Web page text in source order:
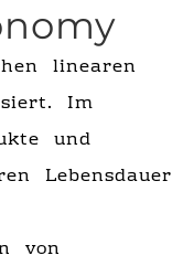
linearen
Im
und
Lebensdauer
von